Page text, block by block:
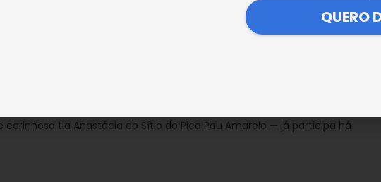
a todos. Façam mais por você. A gente se
tia Anastácia do Sítio do Pica Pau Amarelo — já participa há
QUERO